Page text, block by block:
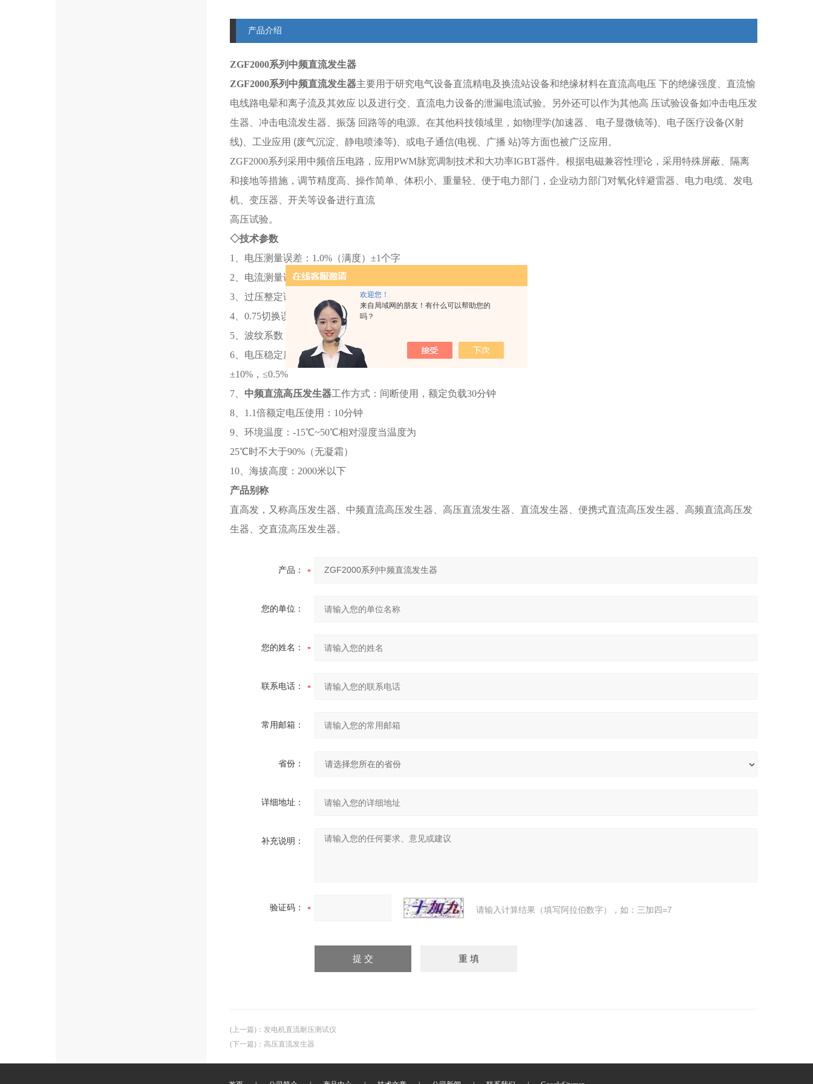
欢迎您！
来自局域网的朋友！有什么可以帮助您的
吗？
产品介绍
ZGF2000系列中频直流发生器
ZGF2000系列中频直流发生器主要用于研究电气设备直流精电及换流站设备和绝缘材料在直流高电压 下的绝缘强度、直流愉
电线路电晕和离子流及其效应 以及进行交、直流电力设备的泄漏电流试验。另外还可以作为其他高 压试验设备如冲击电压发
生器、冲击电流发生器、振荡 回路等的电源。在其他科技领域里，如物理学(加速器、 电子显微镜等)、电子医疗设备(X射
线)、工业应用 (废气沉淀、静电喷漆等)、或电子通信(电视、广播 站)等方面也被广泛应用。
ZGF2000系列采用中频倍压电路，应用PWM脉宽调制技术和大功率IGBT器件。根据电磁兼容性理论，采用特殊屏蔽、隔离
和接地等措施，调节精度高、操作简单、体积小、重量轻、便于电力部门，企业动力部门对氧化锌避雷器、电力电缆、发电
机、变压器、开关等设备进行直流
高压试验。
◇技术参数
1、电压测量误差：1.0%（满度）±1个字
2、电流测量误差：1.0%（满度）±1个字
3、过压整定误差：≤1.0%
4、0.75切换误差：≤0.5%
5、波纹系数：≤0.5%
6、电压稳定度：随机波动、电源电压变化
±10%，≤0.5%
7、 中频直流高压发生器工作方式：间断使用，额定负载30分钟
8、1.1倍额定电压使用：10分钟
9、环境温度：-15℃~50℃相对湿度当温度为
25℃时不大于90%（无凝霜）
10、海拔高度：2000米以下
产品别称
直高发，又称高压发生器、中频直流高压发生器、高压直流发生器、直流发生器、便携式直流高压发生器、高频直流高压发
生器、交直流高压发生器。
产品：
您的单位：
您的姓名：
联系电话：
常用邮箱：
省份：
详细地址：
补充说明：
验证码： 请输入计算结果（填写阿拉伯数字），如：三加四=7
(上一篇) ： 发电机直流耐压测试仪
(下一篇) ： 高压直流发生器